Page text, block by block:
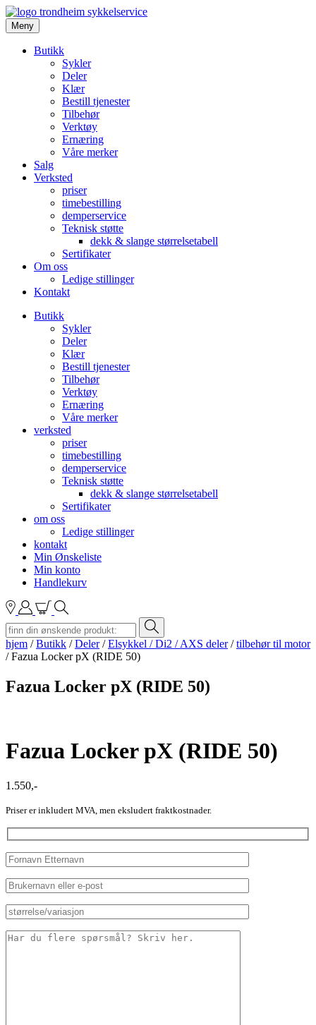
Meny
Butikk
Sykler
Deler
Klær
Bestill tjenester
Tilbehør
Verktøy
Ernæring
Våre merker
Salg
Verksted
priser
timebestilling
demperservice
Teknisk støtte
dekk & slange størrelsetabell
Sertifikater
Om oss
Ledige stillinger
Kontakt
Butikk
Sykler
Deler
Klær
Bestill tjenester
Tilbehør
Verktøy
Ernæring
Våre merker
verksted
priser
timebestilling
demperservice
Teknisk støtte
dekk & slange størrelsetabell
Sertifikater
om oss
Ledige stillinger
kontakt
Min Ønskeliste
Min konto
Handlekurv
hjem /Butikk /Deler/Elsykkel / Di2 / AXS deler/tilbehør til motor
/Fazua Locker pX (RIDE 50)
Fazua Locker pX (RIDE 50)
Fazua Locker pX (RIDE 50)
1.550,-
Priser er inkludert MVA, men eksludert fraktkostnader.